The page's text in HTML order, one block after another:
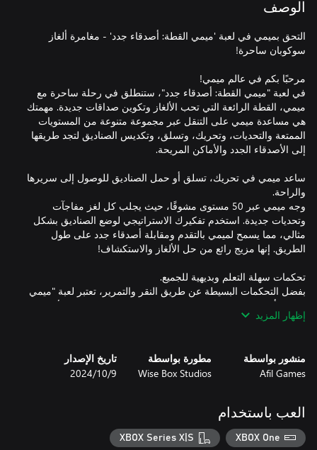
الوصف
التحق بميمي في لعبة 'ميمي القطة: أصدقاء جدد' - مغامرة ألغاز
في لعبة "ميمي القطة: أصدقاء جدد"، ستنطلق في رحلة ساحرة مع
ميمي، القطة الرائعة التي تحب الألغاز وتكوين صداقات جديدة. مهمتك
هي مساعدة ميمي على التنقل عبر مجموعة متنوعة من المستويات
الممتعة والتحديات، وتحريك، وتسلق، وتكديس الصناديق لتجد طريقها
ساعد ميمي في تحريك، تسلق أو حمل الصناديق للوصول إلى سريرها
وجه ميمي عبر 50 مستوى مشوقًا، حيث يجلب كل لغز مفاجآت
وتحديات جديدة. استخدم تفكيرك الاستراتيجي لوضع الصناديق بشكل
مثالي، مما يسمح لميمي بالتقدم ومقابلة أصدقاء جدد على طول
بفضل التحكمات البسيطة عن طريق النقر والتمرير، تعتبر لعبة "ميمي
القطة: أصدقاء جدد" متاحة وممتعة لجميع اللاعبين من جميع الأعمار.
سواء كنت تحرك الصناديق، أو تتسلقها، أو تفكر في كيفية تكديسها،
خذ وقتك لحل كل لغز على وتيرتك الخاصة. لا توجد عجلة في عالم
جديدة. إنها اللعبة المثالية للاسترخاء والاستمتاع بتجربة هادئة وخالية من
إظهار المزيد
منشور بواسطة
Afil Games
مطورة بواسطة
Wise Box Studios
تاريخ الإصدار
9‏/10‏/2024
العب باستخدام
XBOX One
XBOX Series X|S